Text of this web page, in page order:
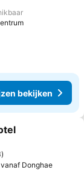
bekijken
favorieten
Donghae